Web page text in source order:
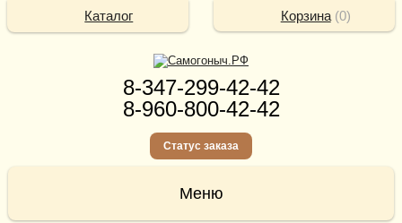
8-347-299-42-42
8-960-800-42-42
Статус заказа
Корзина(0)
Каталог